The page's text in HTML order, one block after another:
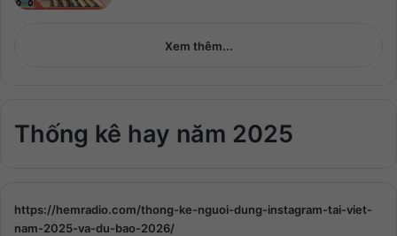
Xem thêm...
Thống kê hay năm 2025
https://hemradio.com/thong-ke-nguoi-dung-instagram-tai-viet-
nam-2025-va-du-bao-2026/